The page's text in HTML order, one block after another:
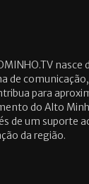
nasce
de
para
do Alto
de um suporte
da região.